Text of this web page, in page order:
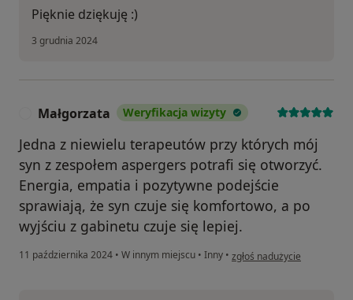
Pięknie dziękuję :)
3 grudnia 2024
Małgorzata Weryfikacja wizyty
Jedna z niewielu terapeutów przy których mój
syn z zespołem aspergers potrafi się otworzyć.
Energia, empatia i pozytywne podejście
sprawiają, że syn czuje się komfortowo, a po
wyjściu z gabinetu czuje się lepiej.
11 października 2024 • W innym miejscu • Inny • w opinii użytkownika
zgłoś nadużycie